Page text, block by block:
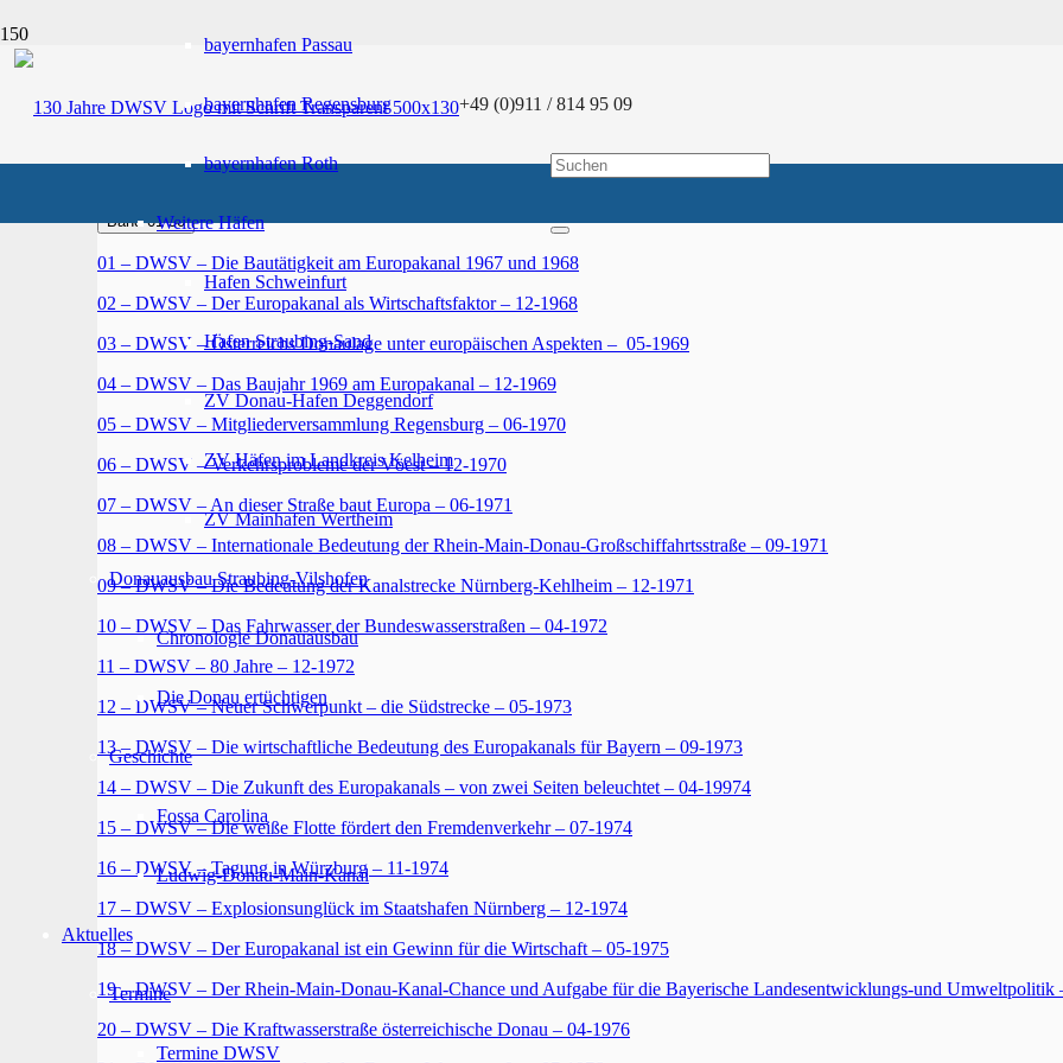
+49 (0)911 / 814 95 09
bayernhafen Passau
bayernhafen Regensburg
bayernhafen Roth
Weitere Häfen
Hafen Schweinfurt
Hafen Straubing-Sand
ZV Donau-Hafen Deggendorf
ZV Häfen im Landkreis Kelheim
ZV Mainhafen Wertheim
Donauausbau Straubing-Vilshofen
Chronologie Donauausbau
Die Donau ertüchtigen
Geschichte
Fossa Carolina
Ludwig-Donau-Main-Kanal
Aktuelles
Termine
Termine DWSV
Band 01-50
01 – DWSV – Die Bautätigkeit am Europakanal 1967 und 1968
02 – DWSV – Der Europakanal als Wirtschaftsfaktor – 12-1968
03 – DWSV – Österreichs Donaulage unter europäischen Aspekten – 05-1969
04 – DWSV – Das Baujahr 1969 am Europakanal – 12-1969
05 – DWSV – Mitgliederversammlung Regensburg – 06-1970
06 – DWSV – Verkehrsprobleme der Vöest – 12-1970
07 – DWSV – An dieser Straße baut Europa – 06-1971
08 – DWSV – Internationale Bedeutung der Rhein-Main-Donau-Großschiffahrtsstraße – 09-1971
09 – DWSV – Die Bedeutung der Kanalstrecke Nürnberg-Kehlheim – 12-1971
10 – DWSV – Das Fahrwasser der Bundeswasserstraßen – 04-1972
11 – DWSV – 80 Jahre – 12-1972
12 – DWSV – Neuer Schwerpunkt – die Südstrecke – 05-1973
13 – DWSV – Die wirtschaftliche Bedeutung des Europakanals für Bayern – 09-1973
14 – DWSV – Die Zukunft des Europakanals – von zwei Seiten beleuchtet – 04-19974
15 – DWSV – Die weiße Flotte fördert den Fremdenverkehr – 07-1974
16 – DWSV – Tagung in Würzburg – 11-1974
17 – DWSV – Explosionsunglück im Staatshafen Nürnberg – 12-1974
18 – DWSV – Der Europakanal ist ein Gewinn für die Wirtschaft – 05-1975
19 – DWSV – Der Rhein-Main-Donau-Kanal-Chance und Aufgabe für die Bayerische Landesentwicklungs-und Umweltpolitik
20 – DWSV – Die Kraftwasserstraße österreichische Donau – 04-1976